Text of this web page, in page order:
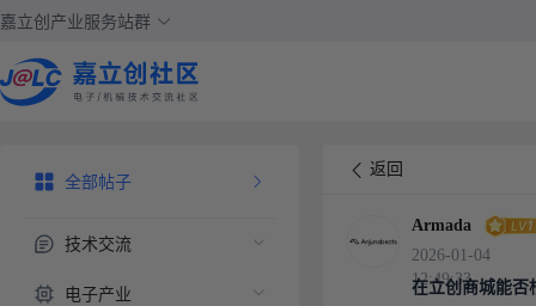
嘉立创产业服务站群
全部帖子
技术交流
电子产业
返回
Armada
2026-01-04
12:49:33
在立创商城能否